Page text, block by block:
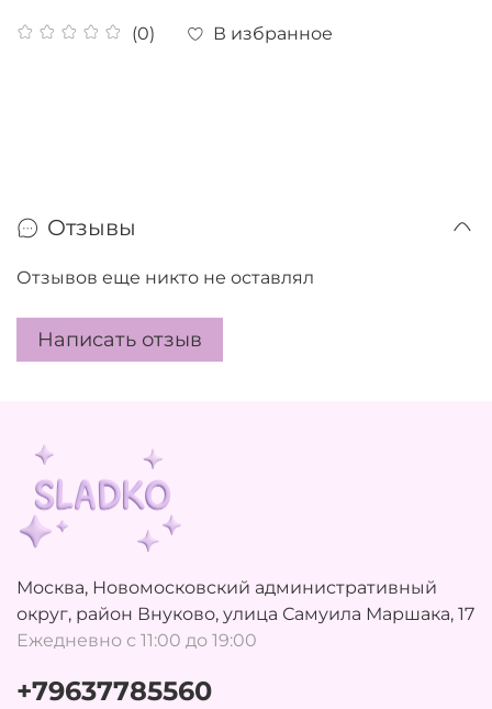
(0) В избранное
Отзывы
Отзывов еще никто не оставлял
Написать отзыв
Москва, Новомосковский административный
округ, район Внуково, улица Самуила Маршака, 17
Ежедневно с 11:00 до 19:00
+79637785560